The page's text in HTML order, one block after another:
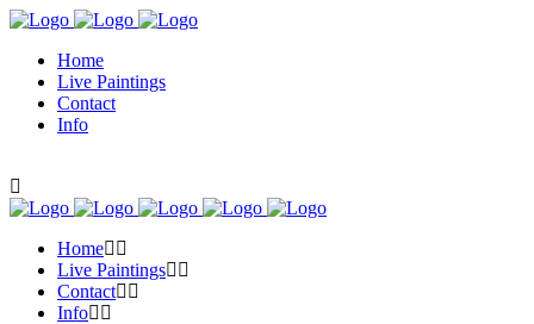
Home
Live Paintings
Contact
Info
Home
Live Paintings
Contact
Info